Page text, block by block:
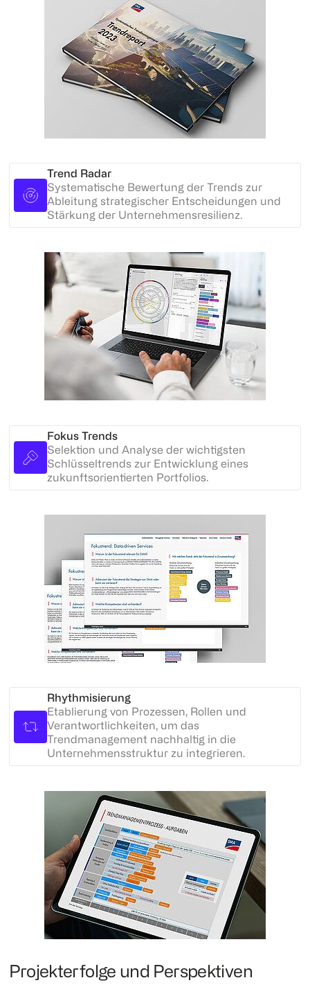
Trend Radar
Systematische Bewertung der Trends zur
Ableitung strategischer Entscheidungen und
Stärkung der Unternehmensresilienz.
Fokus Trends
Selektion und Analyse der wichtigsten
Schlüsseltrends zur Entwicklung eines
zukunftsorientierten Portfolios.
Rhythmisierung
Etablierung von Prozessen, Rollen und
Verantwortlichkeiten, um das
Trendmanagement nachhaltig in die
Unternehmensstruktur zu integrieren.
Projekterfolge und Perspektiven